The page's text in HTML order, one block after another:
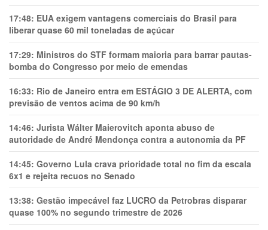
17:48: EUA exigem vantagens comerciais do Brasil para
liberar quase 60 mil toneladas de açúcar
17:29: Ministros do STF formam maioria para barrar pautas-
bomba do Congresso por meio de emendas
16:33: Rio de Janeiro entra em ESTÁGIO 3 DE ALERTA, com
previsão de ventos acima de 90 km/h
14:46: Jurista Wálter Maierovitch aponta abuso de
autoridade de André Mendonça contra a autonomia da PF
14:45: Governo Lula crava prioridade total no fim da escala
6x1 e rejeita recuos no Senado
13:38: Gestão impecável faz LUCRO da Petrobras disparar
quase 100% no segundo trimestre de 2026